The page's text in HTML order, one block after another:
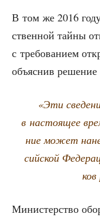
В том же 2016
ствен­ной тай­ны
с тре­бо­ва­ни­ем
объ­яс­нив реше­ние
«Эти
в насто­я­щее
ние может
сий­ской
ков
Мини­стер­ство